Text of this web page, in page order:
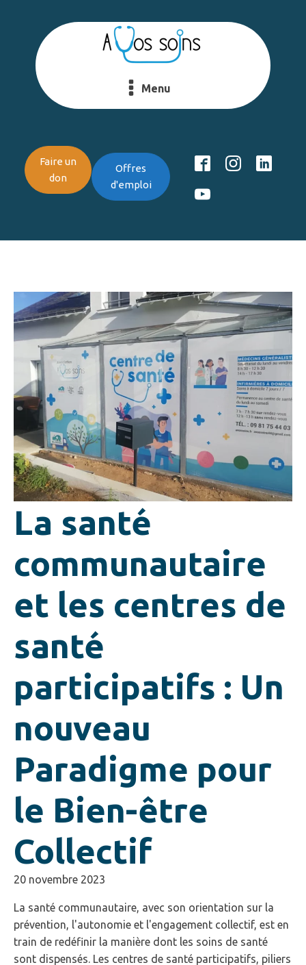
Menu
Faire un
don
Offres
d'emploi
La santé
communautaire
et les centres de
santé
participatifs : Un
nouveau
Paradigme pour
le Bien-être
Collectif
20 novembre 2023
La santé communautaire, avec son orientation sur la
prévention, l'autonomie et l'engagement collectif, est en
train de redéfinir la manière dont les soins de santé
sont dispensés. Les centres de santé participatifs, piliers